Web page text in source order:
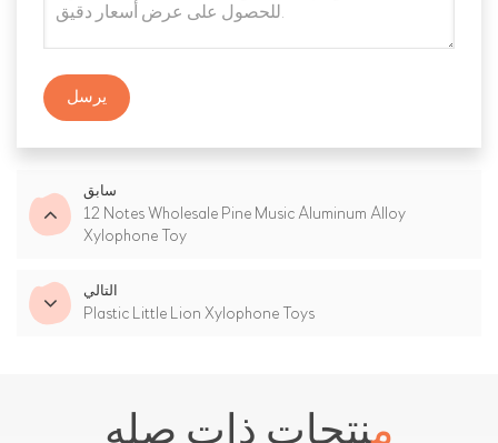
يرسل
سابق
12 Notes Wholesale Pine Music Aluminum Alloy
Xylophone Toy
التالي
Plastic Little Lion Xylophone Toys